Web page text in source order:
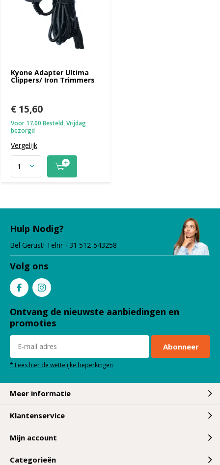
Kyone Adapter Ultima
Clippers/ Iron Trimmers
€ 15,60
Voor 17.00 Besteld, Vrijdag
bezorgd
Vergelijk
Hulp Nodig?
Bel Gerust! Telnr +31 512-543258
Volg ons
Ontvang de nieuwste aanbiedingen en
promoties
Abonneer
* Lees hier de wettelijke beperkingen
Meer informatie
Klantenservice
Mijn account
Categorieën